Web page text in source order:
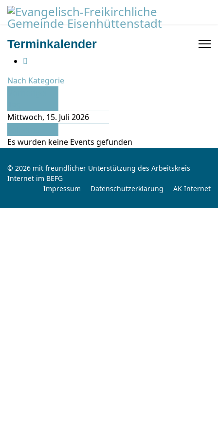
Terminkalender
Nach Kategorie
Mittwoch, 15. Juli 2026
Es wurden keine Events gefunden
© 2026 mit freundlicher Unterstützung des Arbeitskreis
Internet im BEFG
Impressum
Datenschutzerklärung AK Internet